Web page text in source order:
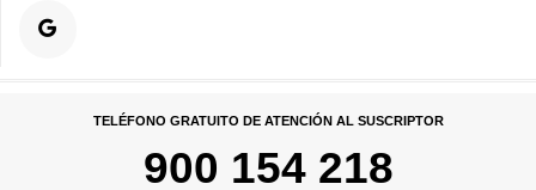
TELÉFONO GRATUITO DE ATENCIÓN AL SUSCRIPTOR
900 154 218